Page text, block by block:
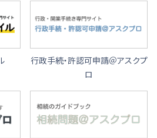
行政手続・許認可申請＠アスクプ
ロ